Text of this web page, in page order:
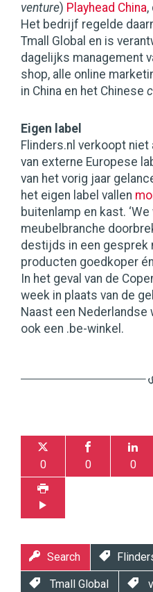
venture) Playhead China,
Het bedrijf regelde
Tmall Global en is
dagelijks management
shop, alle online
in China en het Chinese
Eigen label
Flinders.nl verkoopt
van externe Europese
van het vorig jaar
het eigen label vallen
buitenlamp en kast.
meubelbranche
destijds in een gesprek
producten goedkoper
In het geval van de
week in plaats van de
Naast een
ook een .be-winkel.
0 0 0
Search
Tmall Global